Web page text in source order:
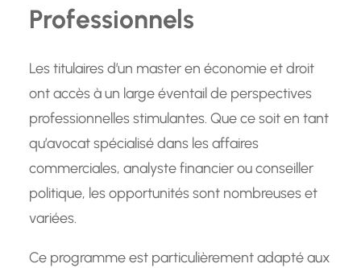
Professionnels
Les titulaires d’un master en économie et droit
ont accès à un large éventail de perspectives
professionnelles stimulantes. Que ce soit en tant
qu’avocat spécialisé dans les affaires
commerciales, analyste financier ou conseiller
politique, les opportunités sont nombreuses et
variées.
Ce programme est particulièrement adapté aux